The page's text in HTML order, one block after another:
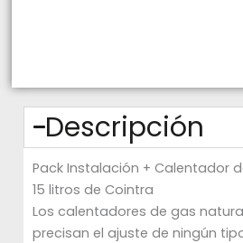
Descripción
Pack Instalación + Calentador
15 litros de Cointra
Los calentadores de gas
precisan el ajuste de ningún